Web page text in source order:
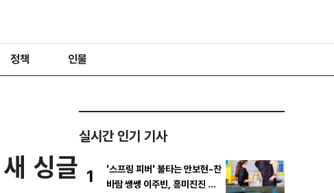
정책 인물
싱글
실시간 인기 기사
1
'스프링 피버' 불타는 안보현-찬
바람 쌩쌩 이주빈, 흥미진진 투